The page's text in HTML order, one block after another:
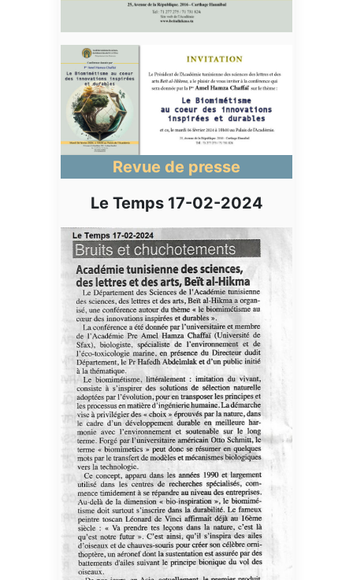
Revue de presse
Le Temps 17-02-2024